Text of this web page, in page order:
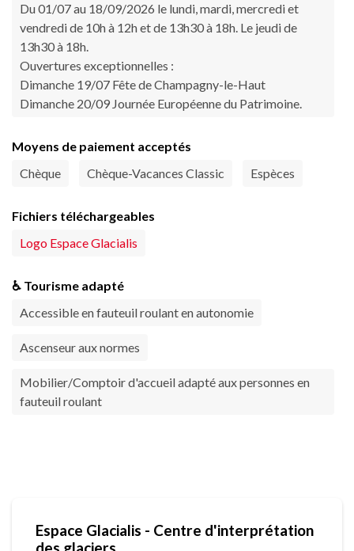
Du 01/07 au 18/09/2026 le lundi, mardi, mercredi et
vendredi de 10h à 12h et de 13h30 à 18h. Le jeudi de
13h30 à 18h.
Ouvertures exceptionnelles :
Dimanche 19/07 Fête de Champagny-le-Haut
Dimanche 20/09 Journée Européenne du Patrimoine.
Moyens de paiement acceptés
Chèque
Chèque-Vacances Classic Espèces
Fichiers téléchargeables
Logo Espace Glacialis
♿ Tourisme adapté
Accessible en fauteuil roulant en autonomie
Ascenseur aux normes
Mobilier/Comptoir d'accueil adapté aux personnes en
fauteuil roulant
Espace Glacialis - Centre d'interprétation